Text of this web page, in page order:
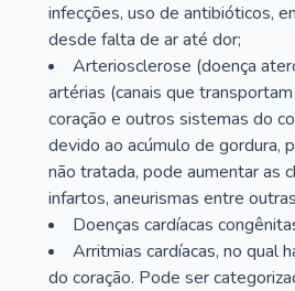
infecções, uso de antibióticos,
desde falta de ar até dor;
Arteriosclerose (doença
artérias (canais que
coração e outros sistemas do
devido ao acúmulo de gordura,
não tratada, pode aumentar as
infartos, aneurismas entre
Doenças cardíacas
Arritmias cardíacas, no qual
do coração. Pode ser